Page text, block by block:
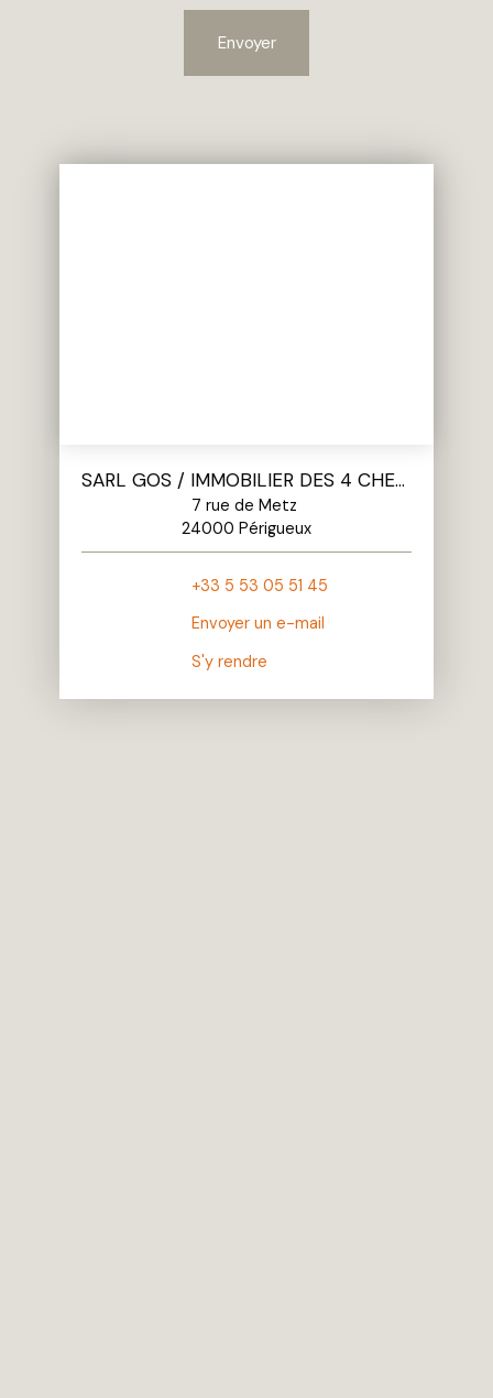
Envoyer
SARL GOS / IMMOBILIER DES 4 CHEMINS
7 rue de Metz
24000 Périgueux
+33 5 53 05 51 45
Envoyer un e-mail
S'y rendre